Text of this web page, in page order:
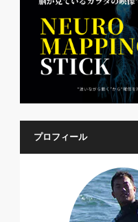
プロフィール